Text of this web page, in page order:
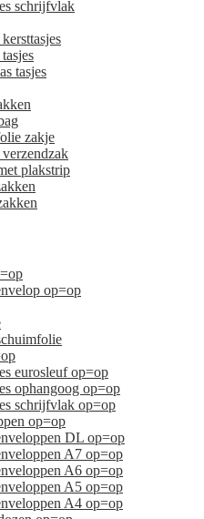
schrijfvlak
tasjes
zakje
plakstrip
op=op
eurosleuf op=op
ophangoog op=op
schrijfvlak op=op
op=op
DL op=op
A7 op=op
A6 op=op
A5 op=op
A4 op=op